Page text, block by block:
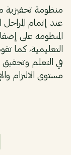
منظومة تحفيزية
عند إتمام
المنظومة على
التعليمية، كما
في التعلم
مستوى الالتزام